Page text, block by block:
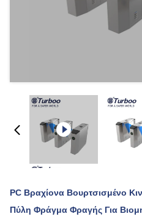
PC Βραχίονα Βουρτσισμένο
Πύλη Φράγμα Φραγής Για